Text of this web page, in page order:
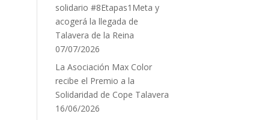
solidario #8Etapas1Meta y
acogerá la llegada de
Talavera de la Reina
07/07/2026
La Asociación Max Color
recibe el Premio a la
Solidaridad de Cope Talavera
16/06/2026